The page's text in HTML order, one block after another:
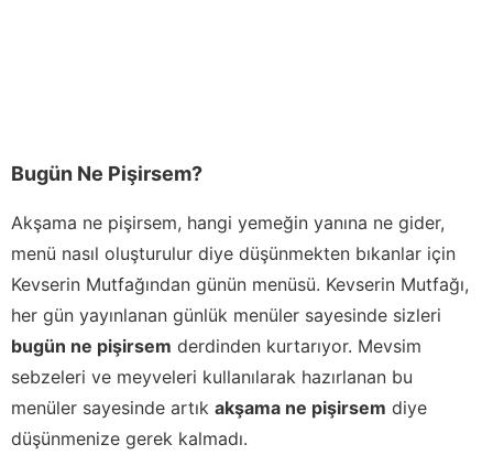
Bugün Ne Pişirsem?
Akşama ne pişirsem, hangi yemeğin yanına ne gider,
menü nasıl oluşturulur diye düşünmekten bıkanlar için
Kevserin Mutfağından günün menüsü. Kevserin Mutfağı,
her gün yayınlanan günlük menüler sayesinde sizleri
bugün ne pişirsem derdinden kurtarıyor. Mevsim
sebzeleri ve meyveleri kullanılarak hazırlanan bu
menüler sayesinde artık akşama ne pişirsem diye
düşünmenize gerek kalmadı.